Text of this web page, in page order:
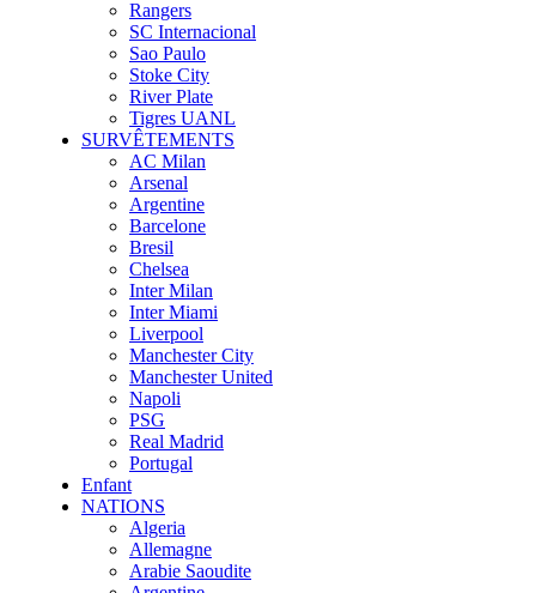
Rangers
SC Internacional
Sao Paulo
Stoke City
River Plate
Tigres UANL
SURVÊTEMENTS
AC Milan
Arsenal
Argentine
Barcelone
Bresil
Chelsea
Inter Milan
Inter Miami
Liverpool
Manchester City
Manchester United
Napoli
PSG
Real Madrid
Portugal
Enfant
NATIONS
Algeria
Allemagne
Arabie Saoudite